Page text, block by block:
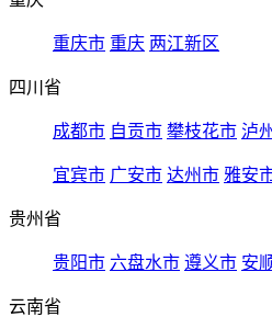
重庆市 重庆 两江新区
四川省
成都市 自贡市 攀枝花市 泸
宜宾市 广安市 达州市 雅安
贵州省
贵阳市 六盘水市 遵义市 安
云南省